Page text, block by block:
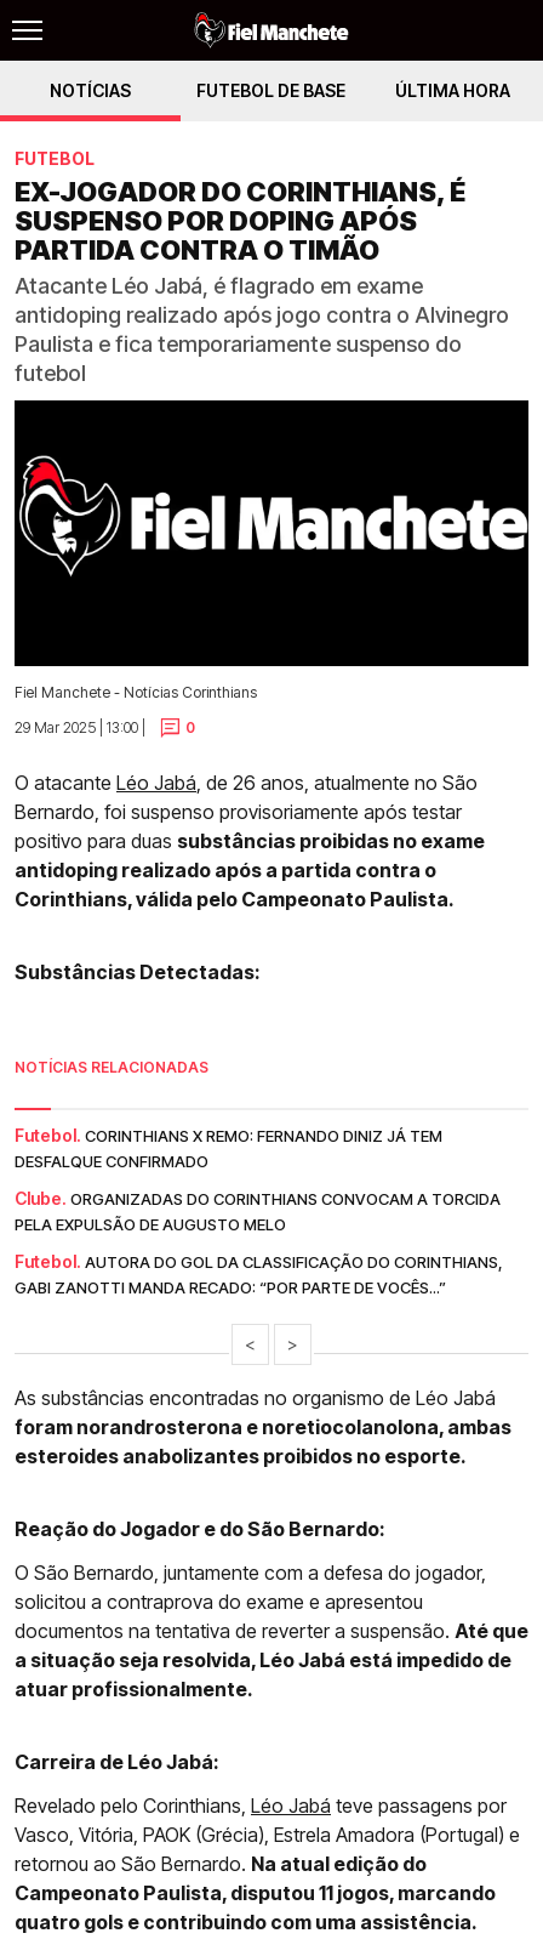
NOTÍCIAS FUTEBOL DE BASE ÚLTIMA HORA
FUTEBOL
EX-JOGADOR DO CORINTHIANS, É
SUSPENSO POR DOPING APÓS
PARTIDA CONTRA O TIMÃO
Atacante Léo Jabá, é flagrado em exame
antidoping realizado após jogo contra o Alvinegro
Paulista e fica temporariamente suspenso do
futebol
Fiel Manchete - Notícias Corinthians
29 Mar 2025 | 13:00 |
0
O atacante Léo Jabá, de 26 anos, atualmente no São
Bernardo, foi suspenso provisoriamente após testar
positivo para duas substâncias proibidas no exame
antidoping realizado após a partida contra o
Corinthians, válida pelo Campeonato Paulista.
Substâncias Detectadas:
NOTÍCIAS RELACIONADAS
Futebol. CORINTHIANS X REMO: FERNANDO DINIZ JÁ TEM
DESFALQUE CONFIRMADO
Clube. ORGANIZADAS DO CORINTHIANS CONVOCAM A TORCIDA
PELA EXPULSÃO DE AUGUSTO MELO
Futebol. AUTORA DO GOL DA CLASSIFICAÇÃO DO CORINTHIANS,
GABI ZANOTTI MANDA RECADO: “POR PARTE DE VOCÊS...”
< >
As substâncias encontradas no organismo de Léo Jabá
foram norandrosterona e noretiocolanolona, ambas
esteroides anabolizantes proibidos no esporte.
Reação do Jogador e do São Bernardo:
O São Bernardo, juntamente com a defesa do jogador,
solicitou a contraprova do exame e apresentou
documentos na tentativa de reverter a suspensão. Até que
a situação seja resolvida, Léo Jabá está impedido de
atuar profissionalmente.
Carreira de Léo Jabá:
Revelado pelo Corinthians, Léo Jabá teve passagens por
Vasco, Vitória, PAOK (Grécia), Estrela Amadora (Portugal) e
retornou ao São Bernardo. Na atual edição do
Campeonato Paulista, disputou 11 jogos, marcando
quatro gols e contribuindo com uma assistência.